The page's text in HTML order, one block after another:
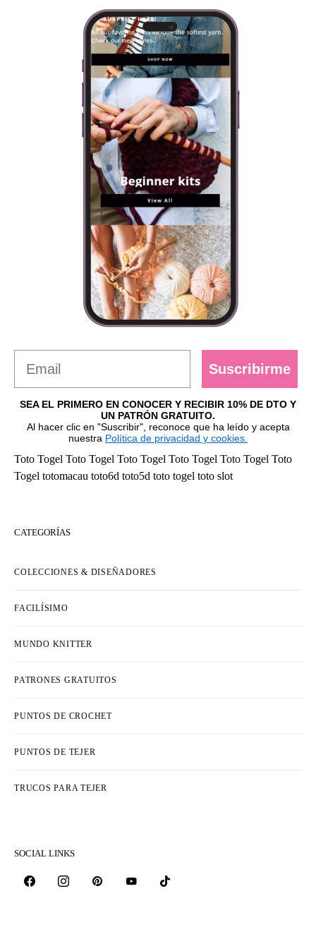
Suscribirme
SEA EL PRIMERO EN CONOCER Y RECIBIR 10% DE DTO Y
UN PATRÓN GRATUITO.
Al hacer clic en "Suscribir", reconoce que ha leído y acepta
nuestra Política de privacidad y cookies.
Toto Togel Toto Togel Toto Togel Toto Togel Toto Togel Toto
Togel totomacau toto6d toto5d toto togel toto slot
CATEGORÍAS
COLECCIONES & DISEÑADORES
FACILÍSIMO
MUNDO KNITTER
PATRONES GRATUITOS
PUNTOS DE CROCHET
PUNTOS DE TEJER
TRUCOS PARA TEJER
SOCIAL LINKS